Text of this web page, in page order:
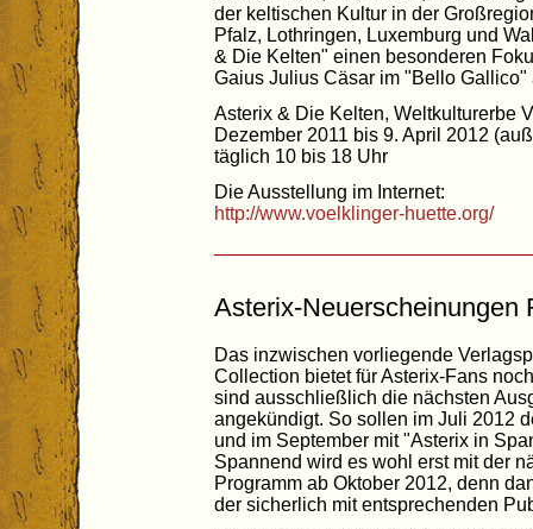
der keltischen Kultur in der
Pfalz, Lothringen, Luxemburg und
& Die Kelten" einen besonderen
Gaius Julius Cäsar im "Bello
Asterix & Die Kelten, Weltkulturerbe
Dezember 2011 bis 9. April 2012
täglich 10 bis 18 Uhr
Die Ausstellung im Internet:
http://www.voelklinger-huette.org/
Asterix-Neuerscheinungen
Das inzwischen vorliegende
Collection bietet für Asterix-Fans
sind ausschließlich die nächsten
angekündigt. So sollen im Juli 2012
und im September mit "Asterix in
Spannend wird es wohl erst mit der
Programm ab Oktober 2012, denn
der sicherlich mit entsprechenden